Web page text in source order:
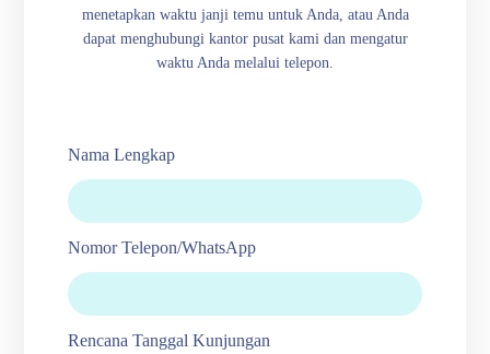
menetapkan waktu janji temu untuk Anda, atau Anda
dapat menghubungi kantor pusat kami dan mengatur
waktu Anda melalui telepon.
Nama Lengkap
Nomor Telepon/WhatsApp
Rencana Tanggal Kunjungan